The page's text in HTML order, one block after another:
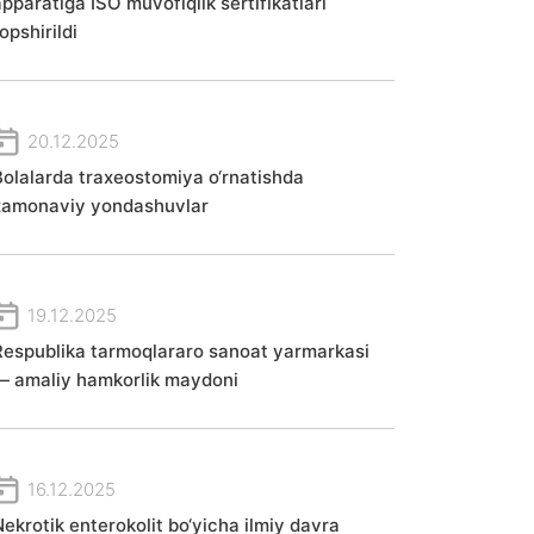
20.12.2025
traxeostomiya o‘rnatishda
yondashuvlar
19.12.2025
tarmoqlararo sanoat yarmarkasi
amaliy hamkorlik maydoni
16.12.2025
enterokolit bo‘yicha ilmiy davra